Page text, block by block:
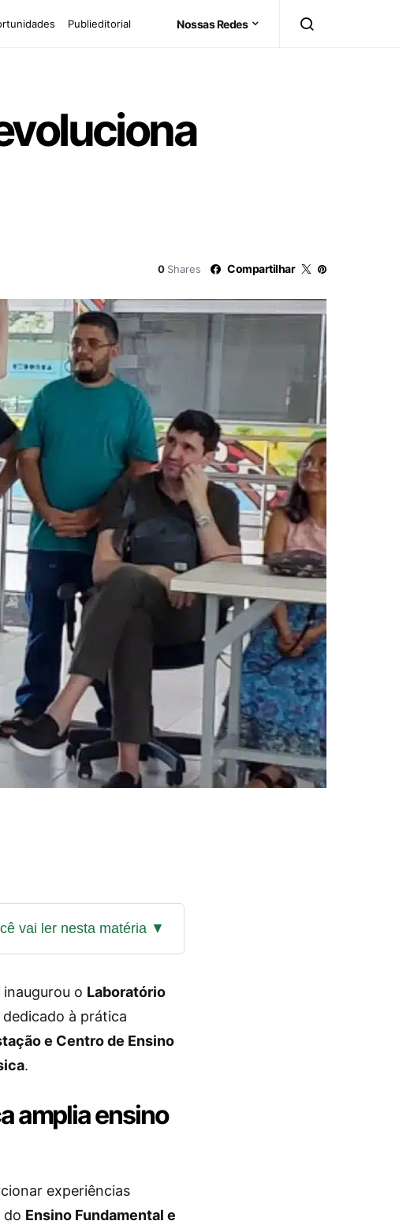
Publieditorial Nossas Redes
0 Shares Compartilhar
inaugurou o Laboratório
à prática
e Centro de Ensino
.
amplia ensino
experiências
do Ensino Fundamental e